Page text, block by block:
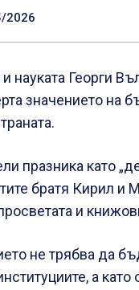
2026
науката Георги
значението на
празника като
братя Кирил и
и
не трябва да
а